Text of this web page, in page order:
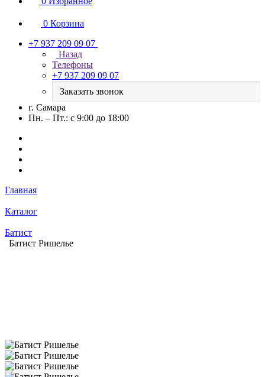
0 Корзина
+7 937 209 09 07
Назад
Телефоны
+7 937 209 09 07
Заказать звонок
г. Самара
Пн. – Пт.: с 9:00 до 18:00
Главная
Каталог
Батист
Батист Ришелье